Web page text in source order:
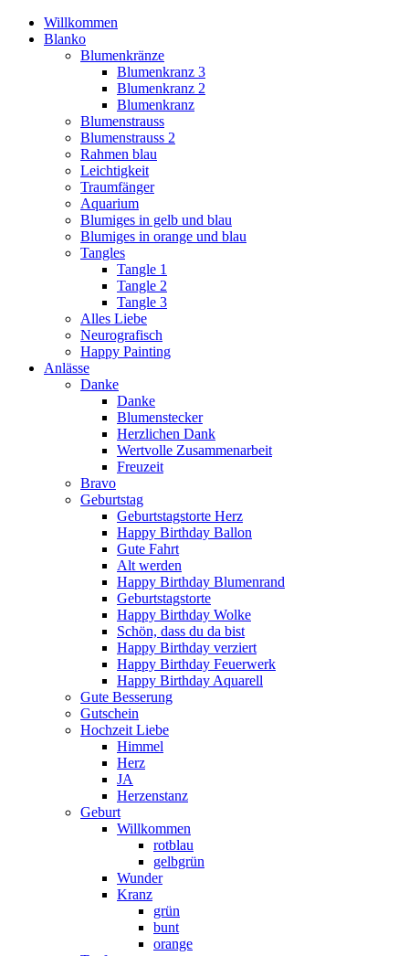
Willkommen
Blanko
Blumenkränze
Blumenkranz 3
Blumenkranz 2
Blumenkranz
Blumenstrauss
Blumenstrauss 2
Rahmen blau
Leichtigkeit
Traumfänger
Aquarium
Blumiges in gelb und blau
Blumiges in orange und blau
Tangles
Tangle 1
Tangle 2
Tangle 3
Alles Liebe
Neurografisch
Happy Painting
Anlässe
Danke
Danke
Blumenstecker
Herzlichen Dank
Wertvolle Zusammenarbeit
Freuzeit
Bravo
Geburtstag
Geburtstagstorte Herz
Happy Birthday Ballon
Gute Fahrt
Alt werden
Happy Birthday Blumenrand
Geburtstagstorte
Happy Birthday Wolke
Schön, dass du da bist
Happy Birthday verziert
Happy Birthday Feuerwerk
Happy Birthday Aquarell
Gute Besserung
Gutschein
Hochzeit Liebe
Himmel
Herz
JA
Herzenstanz
Geburt
Willkommen
rotblau
gelbgrün
Wunder
Kranz
grün
bunt
orange